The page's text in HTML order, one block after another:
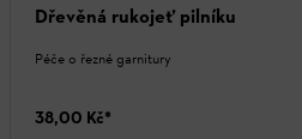
Dřevěná rukojeť pilníku
Péče o řezné garnitury
38,00 Kč*